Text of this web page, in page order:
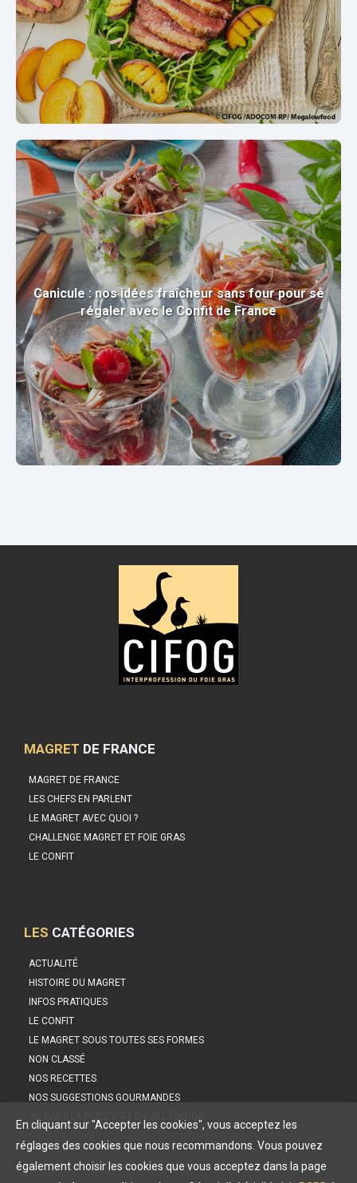
Canicule : nos idées fraîcheur sans four pour se
régaler avec le Confit de France
MAGRET DE FRANCE
MAGRET DE FRANCE
LES CHEFS EN PARLENT
LE MAGRET AVEC QUOI ?
CHALLENGE MAGRET ET FOIE GRAS
LE CONFIT
LES CATÉGORIES
ACTUALITÉ
HISTOIRE DU MAGRET
INFOS PRATIQUES
LE CONFIT
LE MAGRET SOUS TOUTES SES FORMES
NON CLASSÉ
NOS RECETTES
NOS SUGGESTIONS GOURMANDES
En cliquant sur "Accepter les cookies", vous acceptez les
réglages des cookies que nous recommandons. Vous pouvez
également choisir les cookies que vous acceptez dans la page